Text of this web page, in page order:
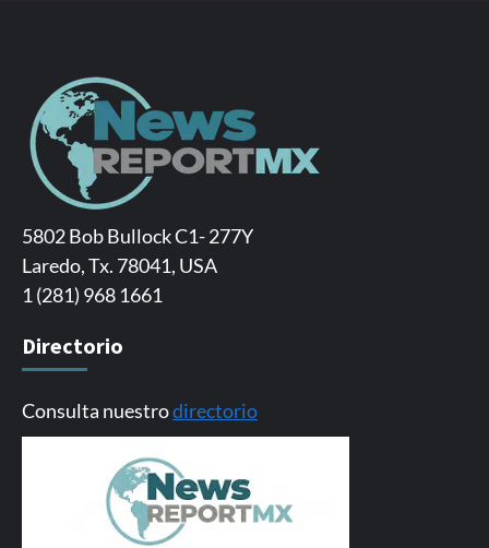
5802 Bob Bullock C1- 277Y
Laredo, Tx. 78041, USA
1 (281) 968 1661
Directorio
Consulta nuestrodirectorio